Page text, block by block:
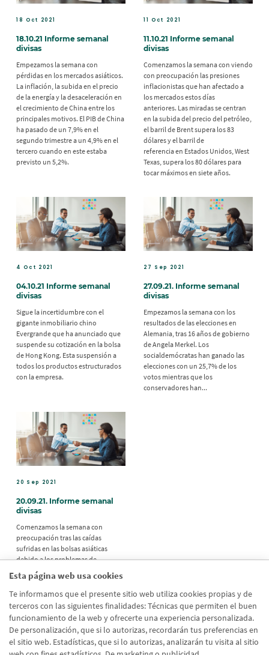
Esta página web usa cookies
Te informamos que el presente sitio web utiliza cookies propias y de
terceros con las siguientes finalidades: Técnicas que permiten el buen
funcionamiento de la web y ofrecerte una experiencia personalizada.
De personalización, que si lo autorizas, recordarán tus preferencias en
el sitio web. Estadísticas, que si lo autorizas, analizarán tu visita al sitio
18 Oct 2021
18.10.21 Informe semanal
divisas
Empezamos la semana con
pérdidas en los mercados asiáticos.
La inflación, la subida en el precio
de la energía y la desaceleración en
el crecimiento de China entre los
principales motivos. El PIB de China
ha pasado de un 7,9% en el
segundo trimestre a un 4,9% en el
tercero cuando en este estaba
previsto un 5,2%.
11 Oct 2021
11.10.21 Informe semanal
divisas
Comenzamos la semana con viendo
con preocupación las presiones
inflacionistas que han afectado a
los mercados estos días
anteriores. Las miradas se centran
en la subida del precio del petróleo,
el barril de Brent supera los 83
dólares y el barril de
referencia en Estados Unidos, West
Texas, supera los 80 dólares para
tocar máximos en siete años.
4 Oct 2021
04.10.21 Informe semanal
divisas
Sigue la incertidumbre con el
gigante inmobiliario chino
Evergrande que ha anunciado que
suspende su cotización en la bolsa
de Hong Kong. Esta suspensión a
todos los productos estructurados
con la empresa.
27 Sep 2021
27.09.21. Informe semanal
divisas
Empezamos la semana con los
resultados de las elecciones en
Alemania, tras 16 años de gobierno
de Angela Merkel. Los
socialdemócratas han ganado las
elecciones con un 25,7% de los
votos mientras que los
conservadores han...
20 Sep 2021
20.09.21. Informe semanal
divisas
Comenzamos la semana con
preocupación tras las caídas
sufridas en las bolsas asiáticas
debido a los problemas de
Evergrande, el gigante inmobiliario
chino. Las Bolsas europeas se
preparan para una apertura con
fuertes caídas después de...